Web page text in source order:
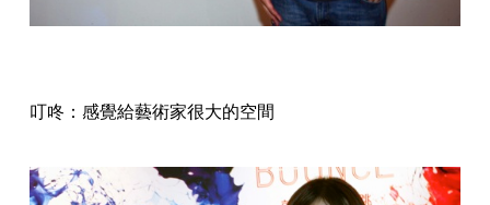
叮咚：感覺給藝術家很大的空間